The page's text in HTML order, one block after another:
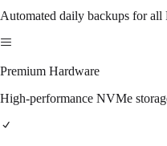
Automated daily backups for all
Premium Hardware
High-performance NVMe